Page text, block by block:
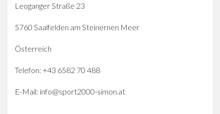
Leoganger Straße 23
5760 Saalfelden am Steinernen Meer
Österreich
Telefon: +43 6582 70 488
E-Mail: info@sport2000-simon.at